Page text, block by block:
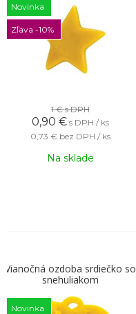
Novinka
Zľava -10%
1 €s DPH
0,90 € s DPH / ks
0,73 € bez DPH / ks
Na sklade
Vianočná ozdoba srdiečko so
snehuliakom
Novinka